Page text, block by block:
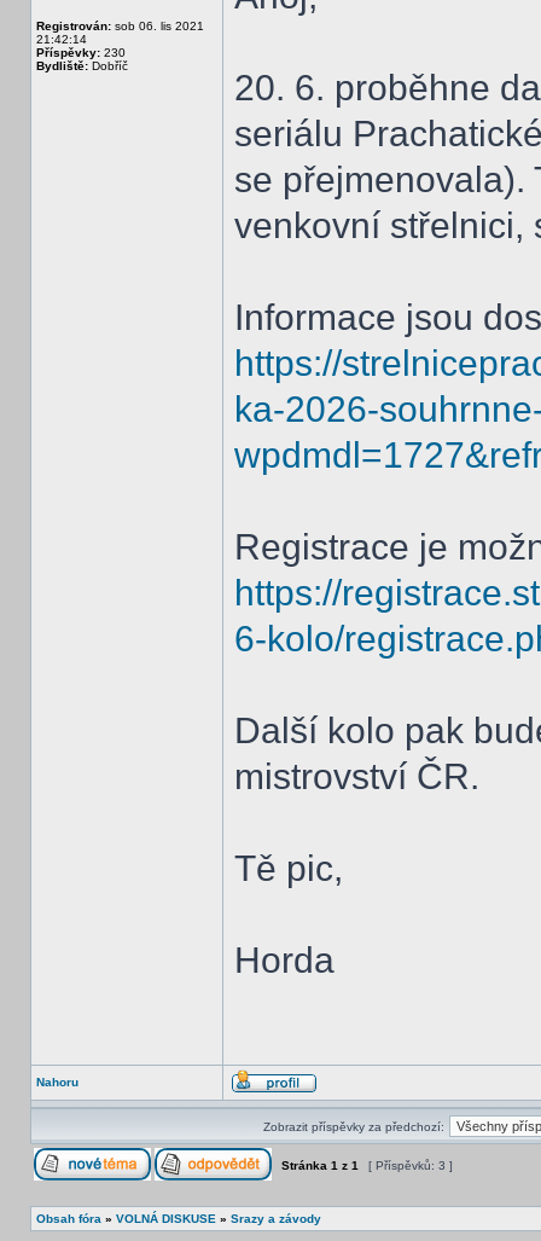
Registrován: sob 06. lis 2021
21:42:14
Příspěvky: 230
Bydliště: Dobříč
20. 6. proběhne
seriálu
se přejmenovala).
venkovní střelnici,
Informace jsou
https://
ka-2026-
Registrace je
https://
6-kolo/
Další kolo pak
mistrovství ČR.
Tě pic,
Horda
Nahoru
Zobrazit příspěvky za předchozí:
Stránka 1 z 1 [ Příspěvků: 3 ]
Obsah fóra » VOLNÁ DISKUSE » Srazy a závody